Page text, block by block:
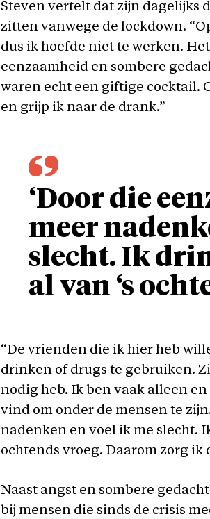
Steven vertelt dat zijn dagelijks
zitten vanwege de lockdown.
dus ik hoefde niet te werken.
eenzaamheid en sombere
waren echt een giftige cocktail.
en grijp ik naar de drank.”
‘Door die
meer
slecht. Ik
al van ‘s
“De vrienden die ik hier heb
drinken of drugs te gebruiken.
nodig heb. Ik ben vaak alleen
vind om onder de mensen te
nadenken en voel ik me slecht.
ochtends vroeg. Daarom zorg ik
Naast angst en sombere
bij mensen die sinds de crisis